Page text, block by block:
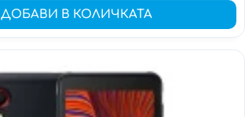
ДОБАВИ В КОЛИЧКАТА